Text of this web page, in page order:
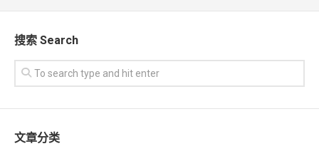
搜索 Search
文章分类